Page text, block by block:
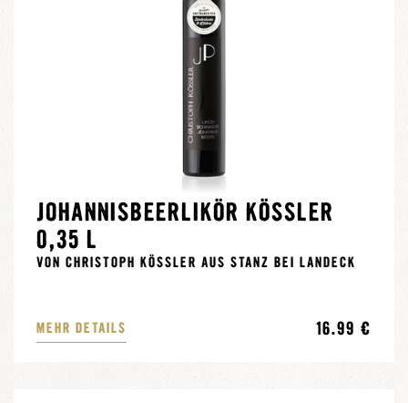
JOHANNISBEERLIKÖR KÖSSLER
0,35 L
VON CHRISTOPH KÖSSLER AUS STANZ BEI LANDECK
MEHR DETAILS 16.99 €